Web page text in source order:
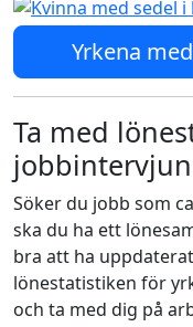
Yrkena
Ta med
jobbintervjun
Söker du jobb som
ska du ha ett
bra att ha
lönestatistiken för
och ta med dig på